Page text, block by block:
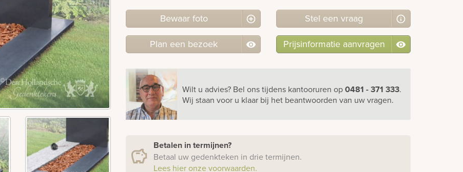
Bewaar foto Stel een vraag
Plan een bezoek Prijsinformatie aanvragen
Wilt u advies? Bel onstijdens kantooruren op0481 - 371 333.
Wij staan voor u klaar bij het beantwoorden van uw vragen.
Betalen in termijnen?
Betaal uw gedenkteken in drie termijnen.
Lees hier onze voorwaarden.